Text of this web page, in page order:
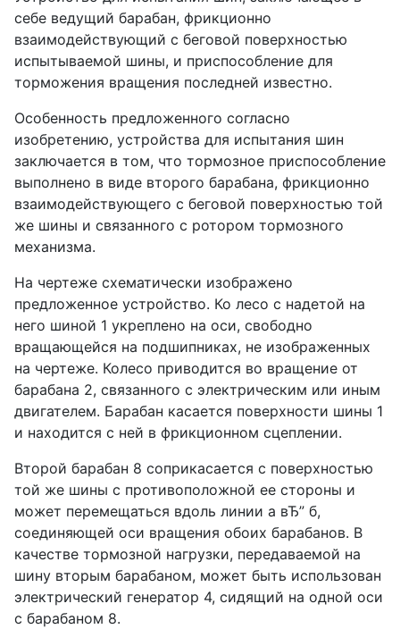
себе ведущий барабан, фрикционно
взаимодействующий с беговой поверхностью
испытываемой шины, и приспособление для
торможения вращения последней известно.
Особенность предложенного согласно
изобретению, устройства для испытания шин
заключается в том, что тормозное приспособление
выполнено в виде второго барабана, фрикционно
взаимодействующего с беговой поверхностью той
же шины и связанного с ротором тормозного
механизма.
На чертеже схематически изображено
предложенное устройство. Ко лесо с надетой на
него шиной 1 укреплено на оси, свободно
вращающейся на подшипниках, не изображенных
на чертеже. Колесо приводится во вращение от
барабана 2, связанного с электрическим или иным
двигателем. Барабан касается поверхности шины 1
и находится с ней в фрикционном сцеплении.
Второй барабан 8 соприкасается с поверхностью
той же шины с противоположной ее стороны и
может перемещаться вдоль линии а вЂ” б,
соединяющей оси вращения обоих барабанов. В
качестве тормозной нагрузки, передаваемой на
шину вторым барабаном, может быть использован
электрический генератор 4, сидящий на одной оси
с барабаном 8.